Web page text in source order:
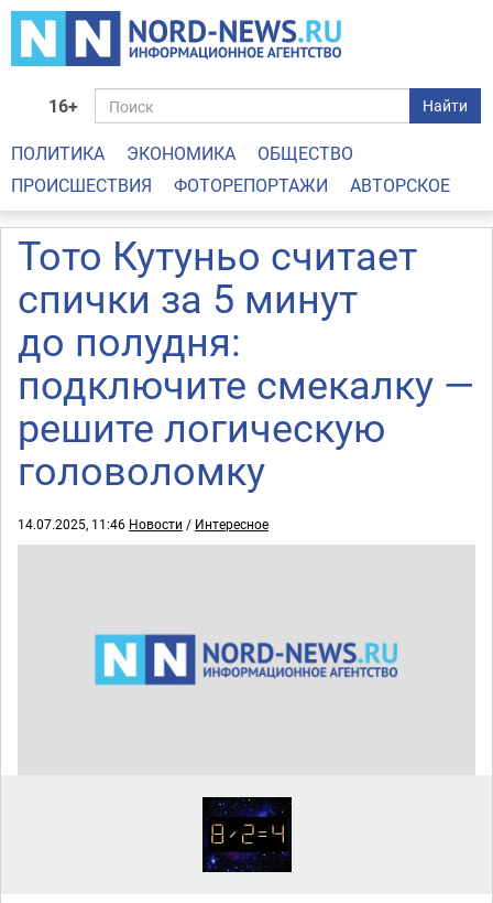
16+ Найти
ПОЛИТИКА ЭКОНОМИКА
ОБЩЕСТВО
ПРОИСШЕСТВИЯ
ФОТОРЕПОРТАЖИ АВТОРСКОЕ
Тото Кутуньо считает
спички за 5 минут
до полудня:
подключите смекалку —
решите логическую
головоломку
14.07.2025, 11:46 Новости / Интересное